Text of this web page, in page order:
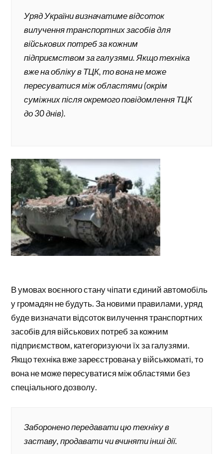
Уряд України визначатиме відсоток
вилучення транспортних засобів для
військових потреб за кожним
підприємством за галузями. Якщо техніка
вже на обліку в ТЦК, то вона не може
пересуватися між областями (окрім
суміжних після окремого повідомлення ТЦК
до 30 днів).
В умовах воєнного стану чіпати єдиний автомобіль
у громадян не будуть. За новими правилами, уряд
буде визначати відсоток вилучення транспортних
засобів для військових потреб за кожним
підприємством, категоризуючи їх за галузями.
Якщо техніка вже зареєстрована у військкоматі, то
вона не може пересуватися між областями без
спеціального дозволу.
Заборонено передавати цю техніку в
заставу, продавати чи вчиняти інші дії.